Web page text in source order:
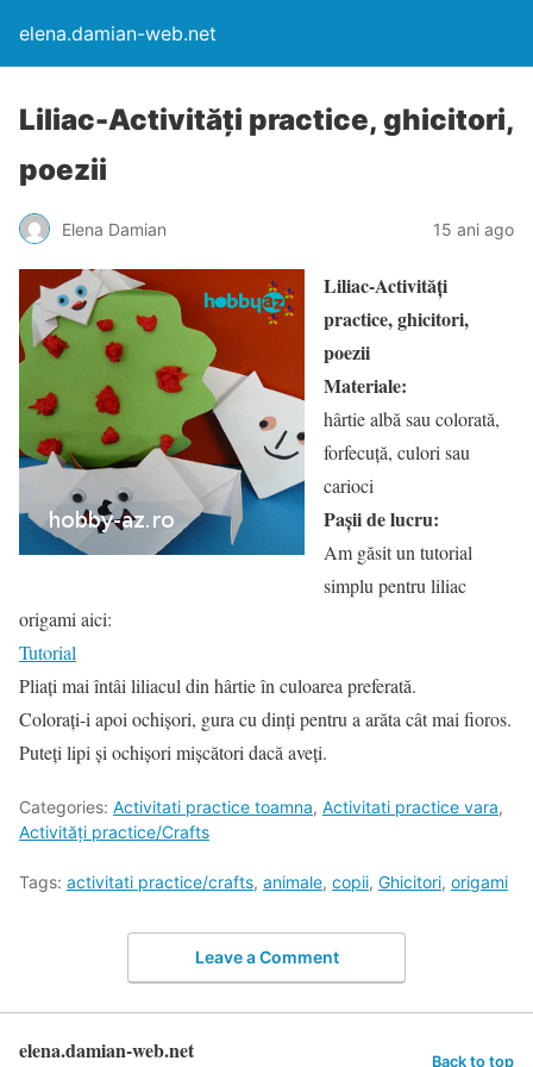
elena.damian-web.net
Liliac-Activităţi practice, ghicitori,
poezii
Elena Damian 15 ani ago
Liliac-Activităţi
practice, ghicitori,
poezii
Materiale:
hârtie albă sau colorată,
forfecuţă, culori sau
carioci
Paşii de lucru:
Am găsit un tutorial
simplu pentru liliac
origami aici:
Tutorial
Pliaţi mai întâi liliacul din hârtie în culoarea preferată.
Coloraţi-i apoi ochişori, gura cu dinţi pentru a arăta cât mai fioros.
Puteţi lipi și ochişori mişcători dacă aveți.
Categories: Activitati practice toamna, Activitati practice vara,
Activități practice/Crafts
Tags: activitati practice/crafts, animale, copii, Ghicitori, origami
Leave a Comment
elena.damian-web.net Back to top